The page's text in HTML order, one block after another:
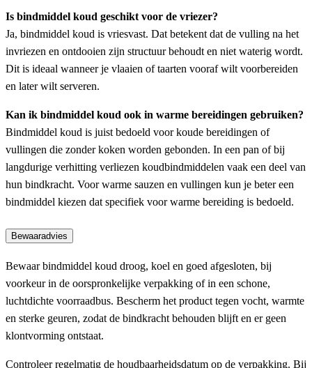
Is bindmiddel koud geschikt voor de vriezer?
Ja, bindmiddel koud is vriesvast. Dat betekent dat de vulling na het
invriezen en ontdooien zijn structuur behoudt en niet waterig wordt.
Dit is ideaal wanneer je vlaaien of taarten vooraf wilt voorbereiden
en later wilt serveren.
Kan ik bindmiddel koud ook in warme bereidingen gebruiken?
Bindmiddel koud is juist bedoeld voor koude bereidingen of
vullingen die zonder koken worden gebonden. In een pan of bij
langdurige verhitting verliezen koudbindmiddelen vaak een deel van
hun bindkracht. Voor warme sauzen en vullingen kun je beter een
bindmiddel kiezen dat specifiek voor warme bereiding is bedoeld.
Bewaaradvies
Bewaar bindmiddel koud droog, koel en goed afgesloten, bij
voorkeur in de oorspronkelijke verpakking of in een schone,
luchtdichte voorraadbus. Bescherm het product tegen vocht, warmte
en sterke geuren, zodat de bindkracht behouden blijft en er geen
klontvorming ontstaat.
Controleer regelmatig de houdbaarheidsdatum op de verpakking. Bij